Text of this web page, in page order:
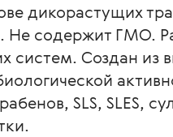
дикорастущих
Не содержит ГМО.
систем. Создан из
SLS, SLES,